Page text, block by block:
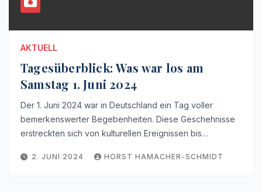
AKTUELL
Tagesüberblick: Was war los am
Samstag 1. Juni 2024
Der 1. Juni 2024 war in Deutschland ein Tag voller
bemerkenswerter Begebenheiten. Diese Geschehnisse
erstreckten sich von kulturellen Ereignissen bis…
2. JUNI 2024 HORST HAMACHER-SCHMIDT